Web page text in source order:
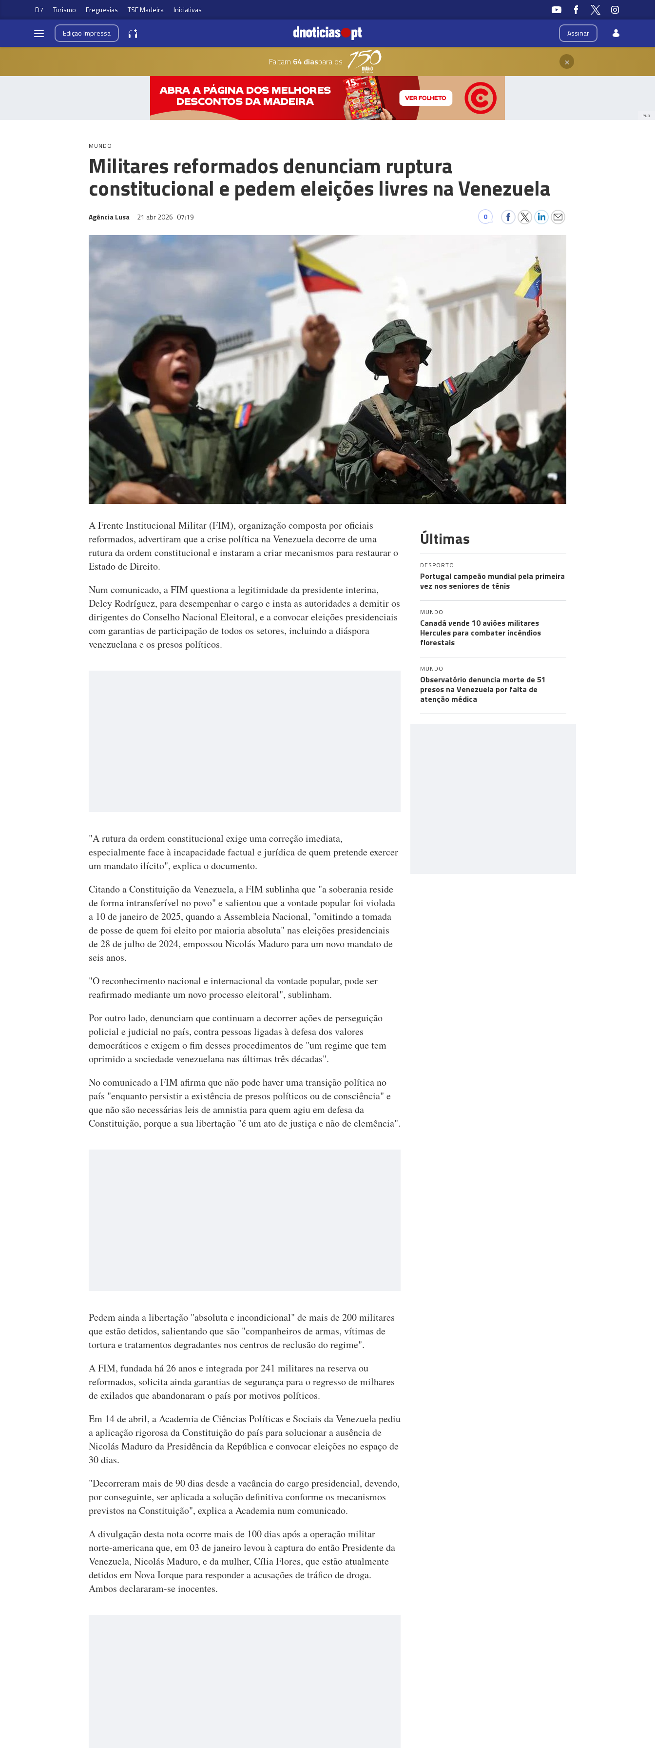
D7 Turismo Freguesias TSF Madeira Iniciativas
Assinar
EdiçãoImpressa
Faltam 64 diaspara os ×
PUB
MUNDO
Militares reformados denunciam ruptura
constitucional e pedem eleições livres na Venezuela
Agência Lusa 21 abr 2026 07:19 0
A Frente Institucional Militar (FIM), organização composta por oficiais
reformados, advertiram que a crise política na Venezuela decorre de uma
rutura da ordem constitucional e instaram a criar mecanismos para restaurar o
Estado de Direito.
Num comunicado, a FIM questiona a legitimidade da presidente interina,
Delcy Rodríguez, para desempenhar o cargo e insta as autoridades a demitir os
dirigentes do Conselho Nacional Eleitoral, e a convocar eleições presidenciais
com garantias de participação de todos os setores, incluindo a diáspora
venezuelana e os presos políticos.
"A rutura da ordem constitucional exige uma correção imediata,
especialmente face à incapacidade factual e jurídica de quem pretende exercer
um mandato ilícito", explica o documento.
Citando a Constituição da Venezuela, a FIM sublinha que "a soberania reside
de forma intransferível no povo" e salientou que a vontade popular foi violada
a 10 de janeiro de 2025, quando a Assembleia Nacional, "omitindo a tomada
de posse de quem foi eleito por maioria absoluta" nas eleições presidenciais
de 28 de julho de 2024, empossou Nicolás Maduro para um novo mandato de
seis anos.
"O reconhecimento nacional e internacional da vontade popular, pode ser
reafirmado mediante um novo processo eleitoral", sublinham.
Por outro lado, denunciam que continuam a decorrer ações de perseguição
policial e judicial no país, contra pessoas ligadas à defesa dos valores
democráticos e exigem o fim desses procedimentos de "um regime que tem
oprimido a sociedade venezuelana nas últimas três décadas".
No comunicado a FIM afirma que não pode haver uma transição política no
país "enquanto persistir a existência de presos políticos ou de consciência" e
que não são necessárias leis de amnistia para quem agiu em defesa da
Constituição, porque a sua libertação "é um ato de justiça e não de clemência".
Pedem ainda a libertação "absoluta e incondicional" de mais de 200 militares
que estão detidos, salientando que são "companheiros de armas, vítimas de
tortura e tratamentos degradantes nos centros de reclusão do regime".
A FIM, fundada há 26 anos e integrada por 241 militares na reserva ou
reformados, solicita ainda garantias de segurança para o regresso de milhares
de exilados que abandonaram o país por motivos políticos.
Em 14 de abril, a Academia de Ciências Políticas e Sociais da Venezuela pediu
a aplicação rigorosa da Constituição do país para solucionar a ausência de
Nicolás Maduro da Presidência da República e convocar eleições no espaço de
30 dias.
"Decorreram mais de 90 dias desde a vacância do cargo presidencial, devendo,
por conseguinte, ser aplicada a solução definitiva conforme os mecanismos
previstos na Constituição", explica a Academia num comunicado.
A divulgação desta nota ocorre mais de 100 dias após a operação militar
norte-americana que, em 03 de janeiro levou à captura do então Presidente da
Venezuela, Nicolás Maduro, e da mulher, Cília Flores, que estão atualmente
detidos em Nova Iorque para responder a acusações de tráfico de droga.
Ambos declararam-se inocentes.
Últimas
DESPORTO
Portugal campeão mundial pela primeira
vez nos seniores de ténis
MUNDO
Canadá vende 10 aviões militares
Hercules para combater incêndios
florestais
MUNDO
Observatório denuncia morte de 51
presos na Venezuela por falta de
atenção médica